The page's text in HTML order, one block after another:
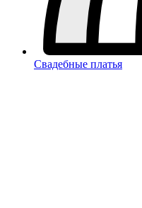
Свадебные платья